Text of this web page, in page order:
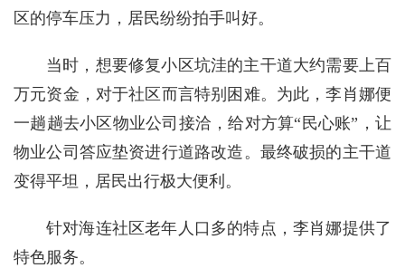
区的停车压力，居民纷纷拍手叫好。
当时，想要修复小区坑洼的主干道大约需要上百
万元资金，对于社区而言特别困难。为此，李肖娜便
一趟趟去小区物业公司接洽，给对方算“民心账”，让
物业公司答应垫资进行道路改造。最终破损的主干道
变得平坦，居民出行极大便利。
针对海连社区老年人口多的特点，李肖娜提供了
特色服务。